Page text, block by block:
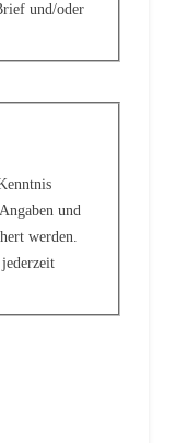
und/oder
und
werden.